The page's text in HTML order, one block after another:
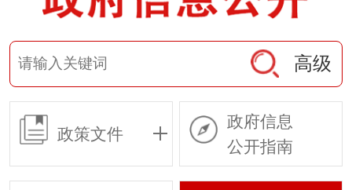
高级
政策文件
政府信息
公开指南